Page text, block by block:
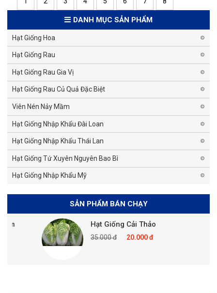
DANH MỤC SẢN PHẨM
Hạt Giống Hoa
Hạt Giống Rau
Hạt Giống Rau Gia Vị
Hạt Giống Rau Củ Quả Đặc Biệt
Viên Nén Nảy Mầm
Hạt Giống Nhập Khẩu Đài Loan
Hạt Giống Nhập Khẩu Thái Lan
Hạt Giống Tứ Xuyên Nguyên Bao Bì
Hạt Giống Nhập Khẩu Mỹ
SẢN PHẨM BÁN CHẠY
Hạt Giống Cải Thảo
35.000 đ 20.000 đ